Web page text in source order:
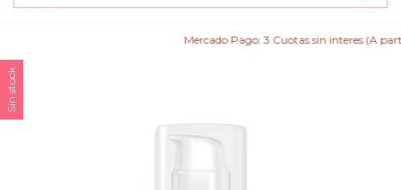
Mercado Pago: 3 Cuotas sin interes (A partir
Sin stock